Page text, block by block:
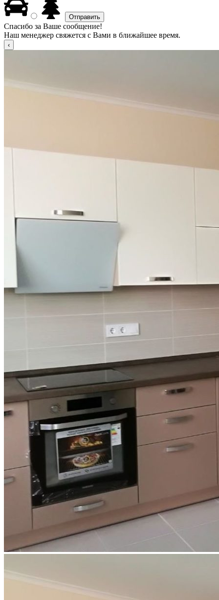
Спасибо за Ваше сообщение!
Наш менеджер свяжется с Вами в ближайшее время.